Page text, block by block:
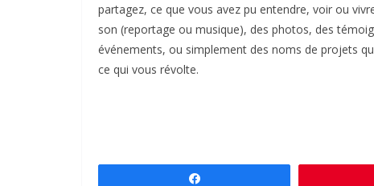
partagez, ce que vous avez pu entendre, voir ou
son (reportage ou musique), des photos, des
événements, ou simplement des noms de projets
ce qui vous révolte.